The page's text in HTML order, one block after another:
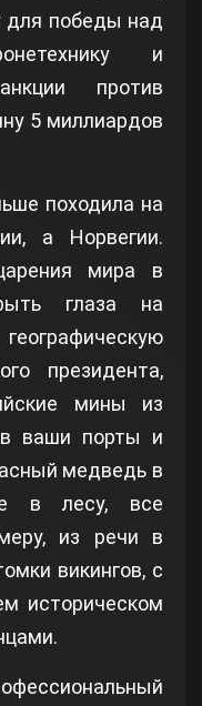
для победы над
и
против
5 миллиардов
походила на
а Норвегии.
мира в
глаза на
президента,
мины из
ваши порты и
медведь в
в лесу, все
из речи в
викингов, с
историческом